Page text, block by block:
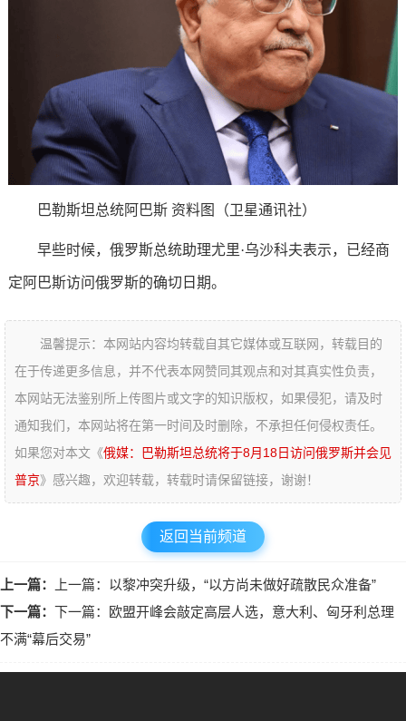
巴勒斯坦总统阿巴斯 资料图（卫星通讯社）
早些时候，俄罗斯总统助理尤里·乌沙科夫表示，已经商
定阿巴斯访问俄罗斯的确切日期。
温馨提示：本网站内容均转载自其它媒体或互联网，转载目的
在于传递更多信息，并不代表本网赞同其观点和对其真实性负责，
本网站无法鉴别所上传图片或文字的知识版权，如果侵犯，请及时
通知我们，本网站将在第一时间及时删除，不承担任何侵权责任。
如果您对本文《俄媒：巴勒斯坦总统将于8月18日访问俄罗斯并会见
普京》感兴趣，欢迎转载，转载时请保留链接，谢谢！
返回当前频道
上一篇：
上一篇：以黎冲突升级，“以方尚未做好疏散民众准备”
下一篇： 下一篇：欧盟开峰会敲定高层人选，意大利、匈牙利总理
不满“幕后交易”